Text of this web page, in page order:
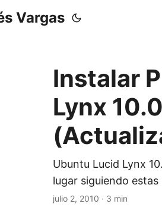
Vargas
Instalar
Lynx
Ubuntu Lucid Lynx
lugar siguiendo
julio 2, 2010 · 3 min